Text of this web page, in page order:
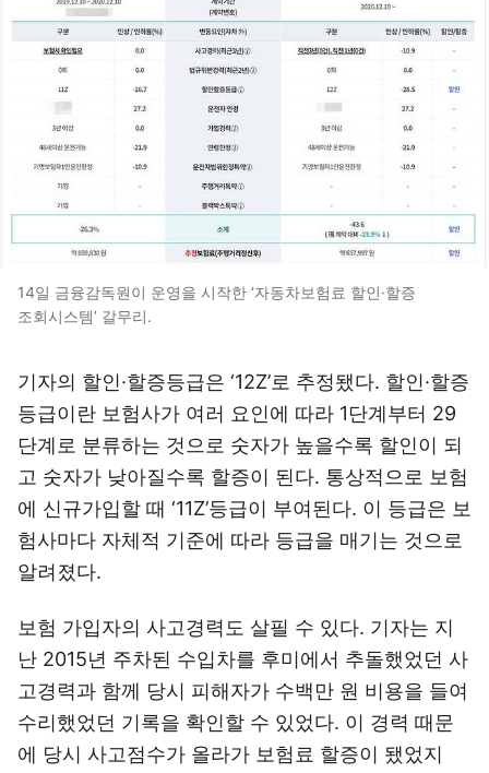
14일 금융감독원이 운영을 시작한 ‘자동차보험료 할인·할증
조회시스템’ 갈무리.
기자의 할인·할증등급은 ‘12Z’로 추정됐다. 할인·할증
등급이란 보험사가 여러 요인에 따라 1단계부터 29
단계로 분류하는 것으로 숫자가 높을수록 할인이 되
고 숫자가 낮아질수록 할증이 된다. 통상적으로 보험
에 신규가입할 때 ‘11Z’등급이 부여된다. 이 등급은 보
험사마다 자체적 기준에 따라 등급을 매기는 것으로
알려졌다.
보험 가입자의 사고경력도 살필 수 있다. 기자는 지
난 2015년 주차된 수입차를 후미에서 추돌했었던 사
고경력과 함께 당시 피해자가 수백만 원 비용을 들여
수리했었던 기록을 확인할 수 있었다. 이 경력 때문
에 당시 사고점수가 올라가 보험료 할증이 됐었지